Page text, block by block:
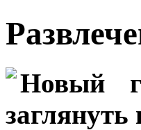
Новый
заглянуть